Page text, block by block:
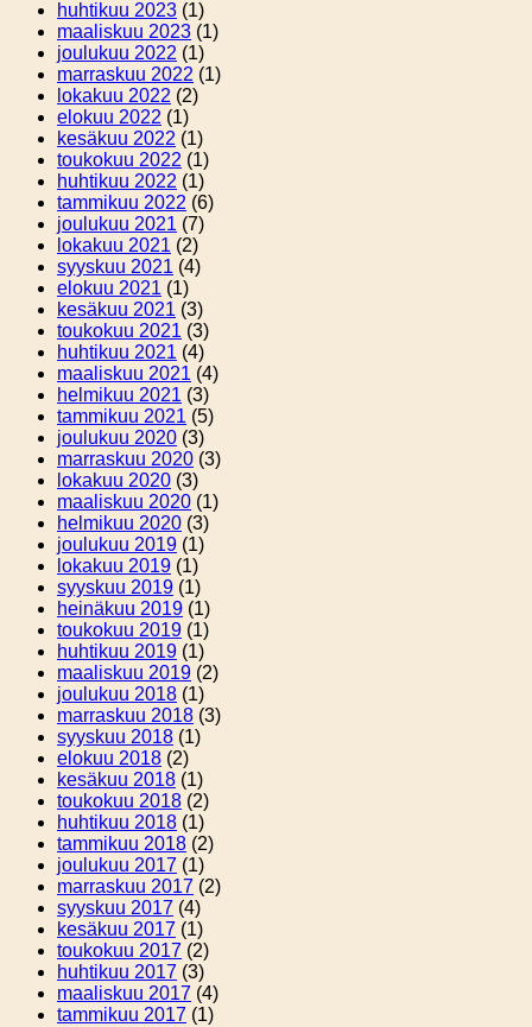
huhtikuu 2023 (1)
maaliskuu 2023 (1)
joulukuu 2022 (1)
marraskuu 2022 (1)
lokakuu 2022 (2)
elokuu 2022 (1)
kesäkuu 2022 (1)
toukokuu 2022 (1)
huhtikuu 2022 (1)
tammikuu 2022 (6)
joulukuu 2021 (7)
lokakuu 2021 (2)
syyskuu 2021 (4)
elokuu 2021 (1)
kesäkuu 2021 (3)
toukokuu 2021 (3)
huhtikuu 2021 (4)
maaliskuu 2021 (4)
helmikuu 2021 (3)
tammikuu 2021 (5)
joulukuu 2020 (3)
marraskuu 2020 (3)
lokakuu 2020 (3)
maaliskuu 2020 (1)
helmikuu 2020 (3)
joulukuu 2019 (1)
lokakuu 2019 (1)
syyskuu 2019 (1)
heinäkuu 2019 (1)
toukokuu 2019 (1)
huhtikuu 2019 (1)
maaliskuu 2019 (2)
joulukuu 2018 (1)
marraskuu 2018 (3)
syyskuu 2018 (1)
elokuu 2018 (2)
kesäkuu 2018 (1)
toukokuu 2018 (2)
huhtikuu 2018 (1)
tammikuu 2018 (2)
joulukuu 2017 (1)
marraskuu 2017 (2)
syyskuu 2017 (4)
kesäkuu 2017 (1)
toukokuu 2017 (2)
huhtikuu 2017 (3)
maaliskuu 2017 (4)
tammikuu 2017 (1)